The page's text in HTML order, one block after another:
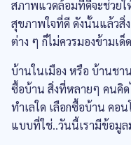
สภาพแวดล้อมที่ดีจะช่วยใ
สุขภาพใจที่ดี ดังนั้นแล้วสิ่ง
ต่าง ๆ ก็ไม่ควรมองข้ามเด็
บ้านในเมือง หรือ บ้านชา
ซื้อบ้าน สิ่งที่หลายๆ คนคิ
ทำเลใด เลือกซื้อบ้าน คอ
แบบที่ใช่..วันนี้เรามีข้อมู